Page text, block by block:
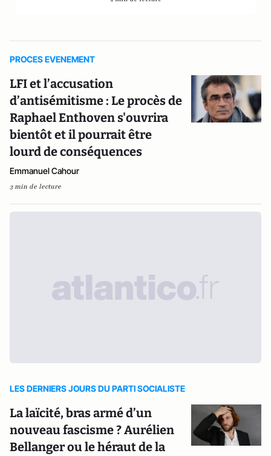
PROCES EVENEMENT
LFI et l’accusation
d’antisémitisme : Le procès de
Raphael Enthoven s'ouvrira
bientôt et il pourrait être
lourd de conséquences
Emmanuel Cahour
3 min de lecture
LES DERNIERS JOURS DU PARTI SOCIALISTE
La laïcité, bras armé d’un
nouveau fascisme ? Aurélien
Bellanger ou le héraut de la